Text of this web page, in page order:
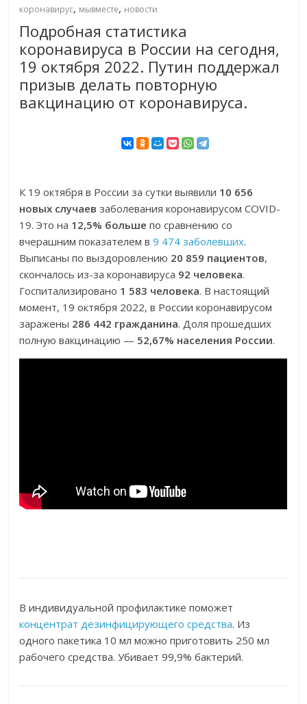
коронавирус, мывместе, новости
Подробная статистика
коронавируса в России на сегодня,
19 октября 2022. Путин поддержал
призыв делать повторную
вакцинацию от коронавируса.
К 19 октября в России за сутки выявили 10 656
новых случаев заболевания коронавирусом COVID-
19. Это на 12,5% больше по сравнению со
вчерашним показателем в9 474 заболевших.
Выписаны по выздоровлению 20 859 пациентов,
скончалось из-за коронавируса 92 человека.
Госпитализировано 1 583 человека. В настоящий
момент, 19 октября 2022, в России коронавирусом
заражены 286 442 гражданина. Доля прошедших
полную вакцинацию — 52,67% населения России.
В индивидуальной профилактике поможет
концентрат дезинфицирующего средства. Из
одного пакетика 10 мл можно приготовить 250 мл
рабочего средства. Убивает 99,9% бактерий.